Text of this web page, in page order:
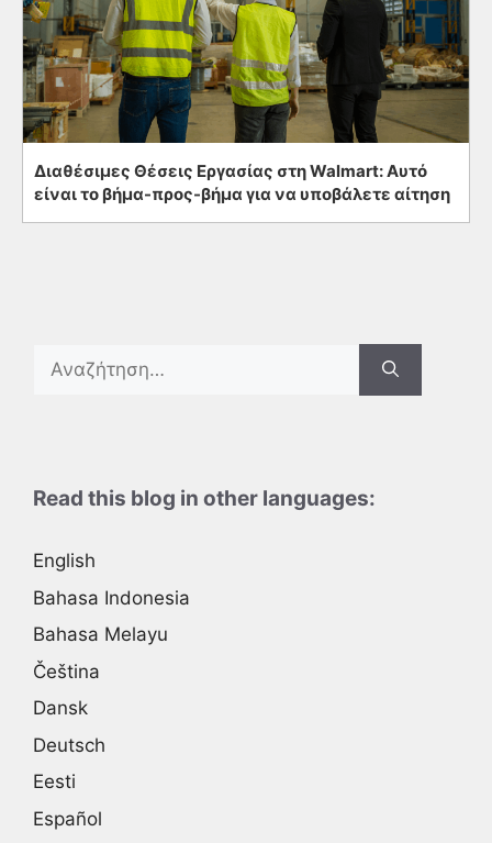
Διαθέσιμες Θέσεις Εργασίας στη Walmart: Αυτό
είναι το βήμα-προς-βήμα για να υποβάλετε αίτηση
Search
Read this blog in other languages:
English
Bahasa Indonesia
Bahasa Melayu
Čeština
Dansk
Deutsch
Eesti
Español